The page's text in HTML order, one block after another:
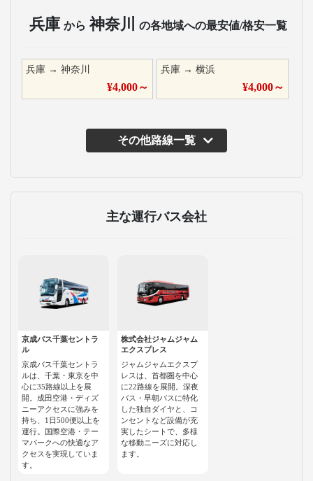
兵庫 から 神奈川 の各地域への最安値/格安一覧
兵庫 → 神奈川
¥4,000～
兵庫 →横浜
¥4,000～
その他路線一覧
主な運行バス会社
京成バス千葉セントラ
ル
京成バス千葉セントラ
ルは、千葉・東京を中
心に35路線以上を展
開。成田空港・ディズ
ニーアクセスに強みを
持ち、1日500便以上を
運行。国際空港・テー
マパークへの快適なア
クセスを実現していま
す。
株式会社ジャムジャム
エクスプレス
ジャムジャムエクスプ
レスは、首都圏を中心
に22路線を展開。深夜
バス・早朝バスに特化
した独自ダイヤと、コ
ンセントなど設備が充
実したシートで、多様
な移動ニーズに対応し
ます。